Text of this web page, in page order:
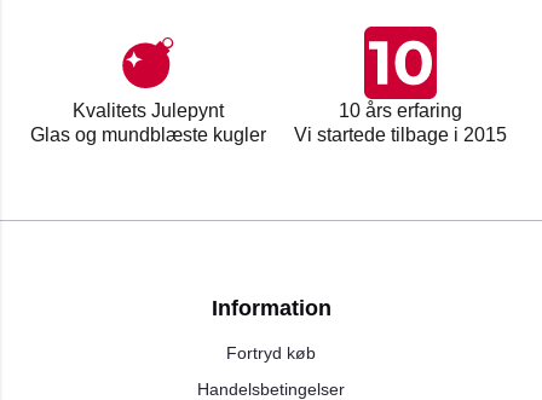
Kvalitets Julepynt
Glas og mundblæste kugler
10 års erfaring
Vi startede tilbage i 2015
Information
Fortryd køb
Handelsbetingelser